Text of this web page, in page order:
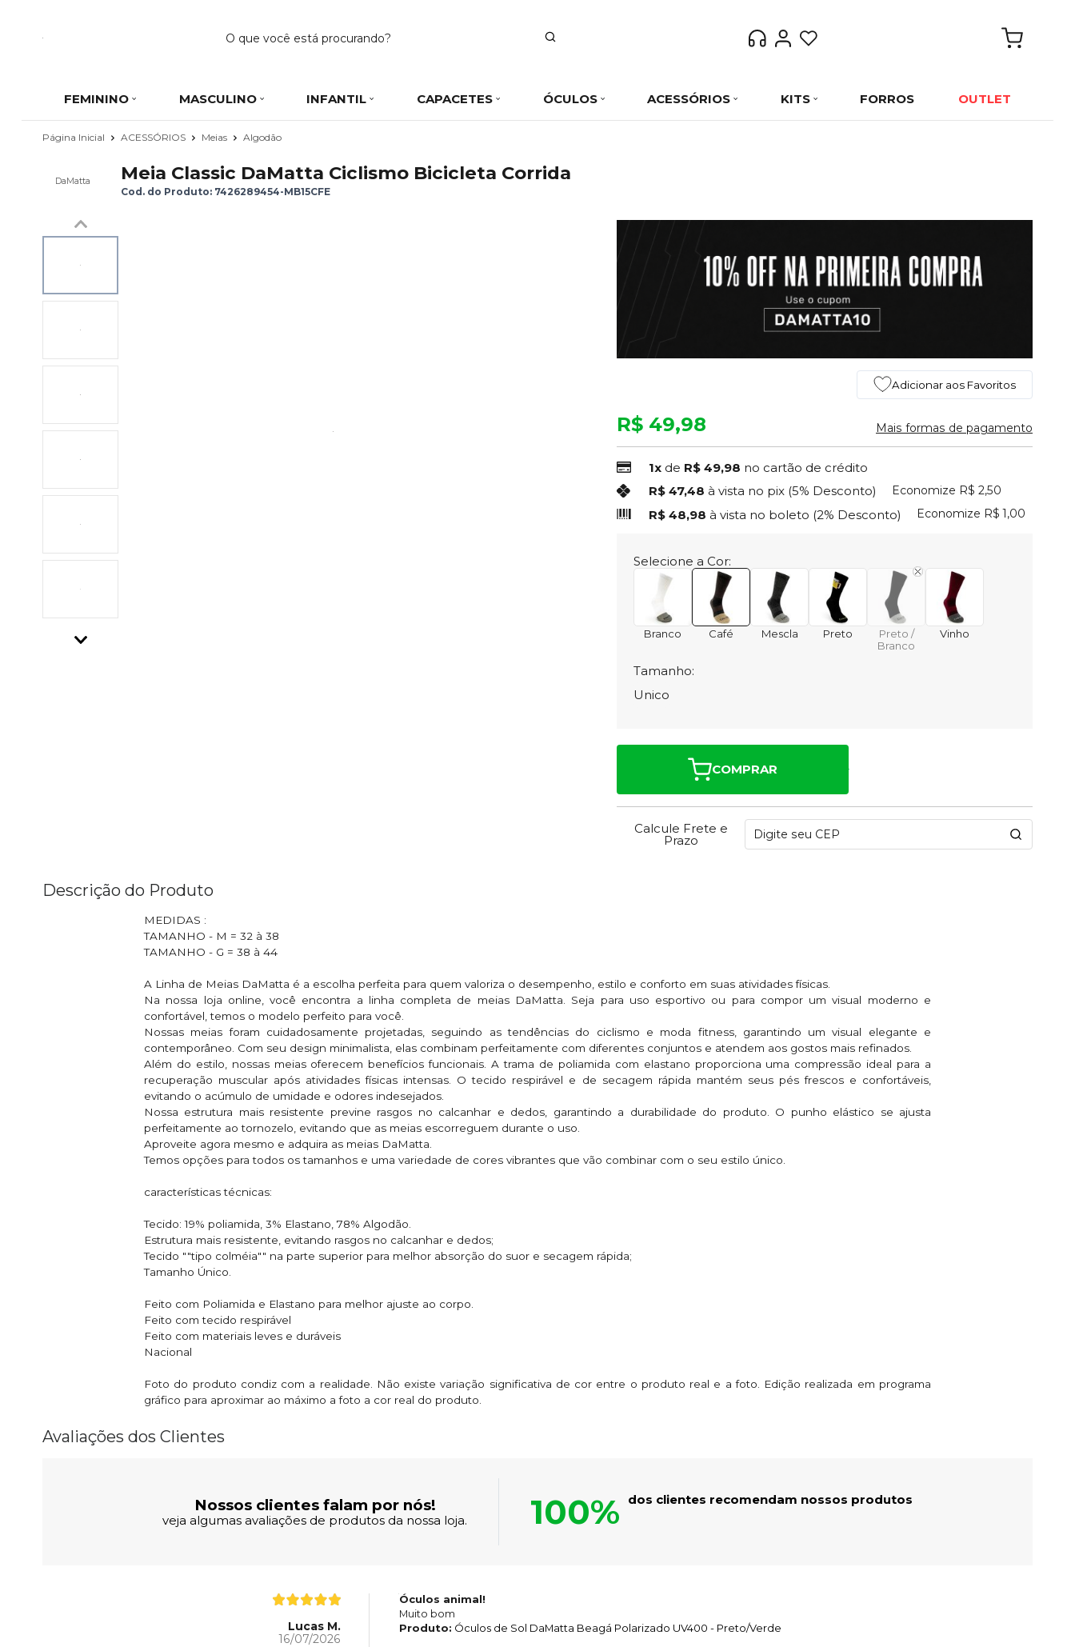
FEMININO MASCULINO INFANTIL CAPACETES ÓCULOS ACESSÓRIOS KITS FORROS OUTLET
Página Inicial ACESSÓRIOS Meias Algodão
DaMatta Meia Classic DaMatta Ciclismo Bicicleta Corrida
Cod. do Produto: 7426289454-MB15CFE
Adicionar aos Favoritos
R$ 49,98 Mais formas de pagamento
1x de R$ 49,98 no cartão de crédito
R$ 47,48 à vista no pix (5% Desconto) Economize R$ 2,50
R$ 48,98 à vista no boleto (2% Desconto) Economize R$ 1,00
Selecione a Cor:
Branco Café Mescla Preto
Preto /
Branco
Vinho
Tamanho:
Unico
COMPRAR
Calcule Frete e
Prazo
Descrição do Produto
MEDIDAS :
TAMANHO - M = 32 à 38
TAMANHO - G = 38 à 44
A Linha de Meias DaMatta é a escolha perfeita para quem valoriza o desempenho, estilo e conforto em suas atividades físicas.
Na nossa loja online, você encontra a linha completa de meias DaMatta. Seja para uso esportivo ou para compor um visual moderno e
confortável, temos o modelo perfeito para você.
Nossas meias foram cuidadosamente projetadas, seguindo as tendências do ciclismo e moda fitness, garantindo um visual elegante e
contemporâneo. Com seu design minimalista, elas combinam perfeitamente com diferentes conjuntos e atendem aos gostos mais refinados.
Além do estilo, nossas meias oferecem benefícios funcionais. A trama de poliamida com elastano proporciona uma compressão ideal para a
recuperação muscular após atividades físicas intensas. O tecido respirável e de secagem rápida mantém seus pés frescos e confortáveis,
evitando o acúmulo de umidade e odores indesejados.
Nossa estrutura mais resistente previne rasgos no calcanhar e dedos, garantindo a durabilidade do produto. O punho elástico se ajusta
perfeitamente ao tornozelo, evitando que as meias escorreguem durante o uso.
Aproveite agora mesmo e adquira as meias DaMatta.
Temos opções para todos os tamanhos e uma variedade de cores vibrantes que vão combinar com o seu estilo único.
características técnicas:
Tecido: 19% poliamida, 3% Elastano, 78% Algodão.
Estrutura mais resistente, evitando rasgos no calcanhar e dedos;
Tecido ""tipo colméia"" na parte superior para melhor absorção do suor e secagem rápida;
Tamanho Único.
Feito com Poliamida e Elastano para melhor ajuste ao corpo.
Feito com tecido respirável
Feito com materiais leves e duráveis
Nacional
Foto do produto condiz com a realidade. Não existe variação significativa de cor entre o produto real e a foto. Edição realizada em programa
gráfico para aproximar ao máximo a foto a cor real do produto.
Avaliações dos Clientes
Nossos clientes falam por nós!
veja algumas avaliações de produtos da nossa loja. 100% dos clientes recomendam nossos produtos
Lucas M.
16/07/2026
Óculos animal!
Muito bom
Produto: Óculos de Sol DaMatta Beagá Polarizado UV400 - Preto/Verde